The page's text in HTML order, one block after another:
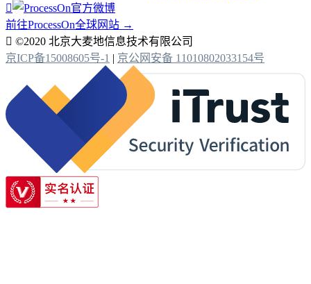

前往ProcessOn全球网站 →
 ©2020 北京大麦地信息技术有限公司
京ICP备15008605号-1 | 京公网安备 11010802033154号